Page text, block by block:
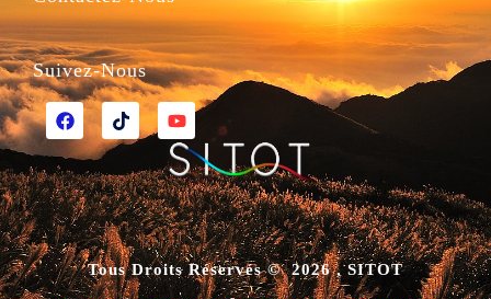
Suivez-Nous
Tous Droits Réservés © 2026 , SITOT